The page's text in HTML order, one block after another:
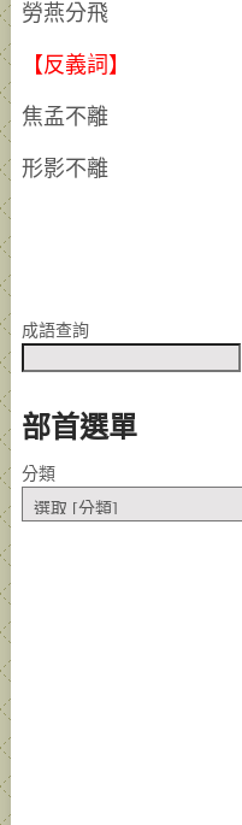
勞燕分飛
【反義詞】
焦孟不離
形影不離
成語查詢
部首選單
分類